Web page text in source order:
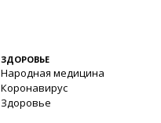
ЗДОРОВЬЕ
Народная медицина
Коронавирус
Здоровье